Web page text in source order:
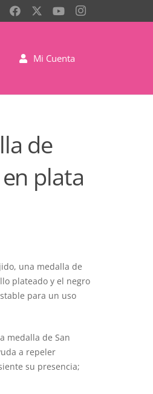
Mi Cuenta
de
plata
una medalla de
plateado y el negro
para un uso
medalla de San
a repeler
su presencia;